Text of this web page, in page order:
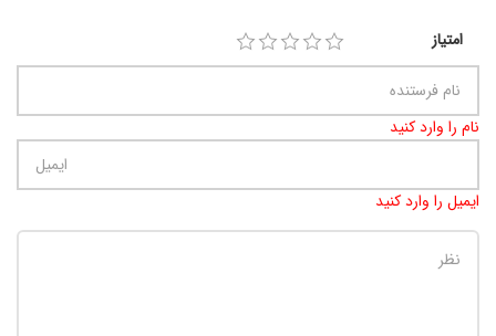
امتیاز
نام را وارد کنید
ایمیل را وارد کنید